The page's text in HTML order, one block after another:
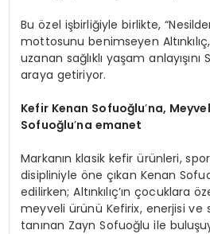
Bu özel işbirliğiyle birlikte,
mottosunu benimseyen
uzanan sağlıklı yaşam
araya getiriyor.
Kefir Kenan Sofuoğlu’na,
Sofuoğlu’na emanet
Markanın klasik kefir ürünleri,
disipliniyle öne çıkan Kenan
edilirken; Altınkılıç’ın çocuklara
meyveli ürünü Kefirix, enerjisi ve
tanınan Zayn Sofuoğlu ile